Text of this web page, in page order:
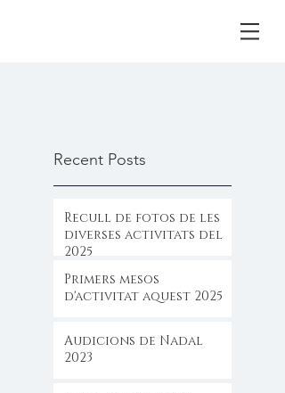
Recent Posts
Recull de fotos de les
diverses activitats del
2025
Primers mesos
d'activitat aquest 2025
Audicions de Nadal
2023